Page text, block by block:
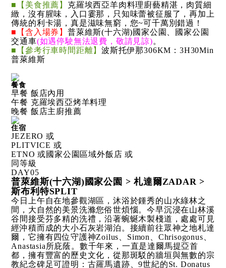
■【美食推薦】 克羅埃西亞羊肉料理廚藝精湛，肉質細
緻，沒有腥味，入口霎那，只知味蕾被征服了，再加上
傳統的利卡湯，真是滋味無窮，您~可千萬別錯過！
■【含入場券】普萊維斯(十六湖)國家公園、國家公園
交通車(如遇停駛無法退費，敬請見諒)。
■【參考行車時間距離】波斯托伊那306KM：3H30Min
普萊維斯
餐食
早餐 飯店內用
午餐 克羅埃西亞烤羊料理
晚餐 飯店主廚推薦
住宿
JEZERO 或
PLITVICE 或
ETNO 或國家公園區域外飯店 或
同等級
DAY05
普萊維斯(十六湖)國家公園 > 札達爾ZADAR >
斯布利特SPLIT
今日上午自在地參觀湖區，沐浴於鍾秀的山水綠林之
間，大自然的美景洗滌您俗世煩惱。今早沉浸在山林溪
谷間接受芬多精的洗禮，沿著蜿蜒木製棧道，處處可見
經沖積而成的大小石灰岩湖泊。接續前往眾神之地札達
爾，它擁有四位守護神Zoilus、Simon、Chrisogonus、
Anastasia所庇蔭。數千年來，一直是達爾馬提亞首
都，擁有豐富的歷史文化，從那斑駁的牆垣與無數的宗
教紀念碑足可證明：古羅馬遺跡、9世紀的St. Donatus